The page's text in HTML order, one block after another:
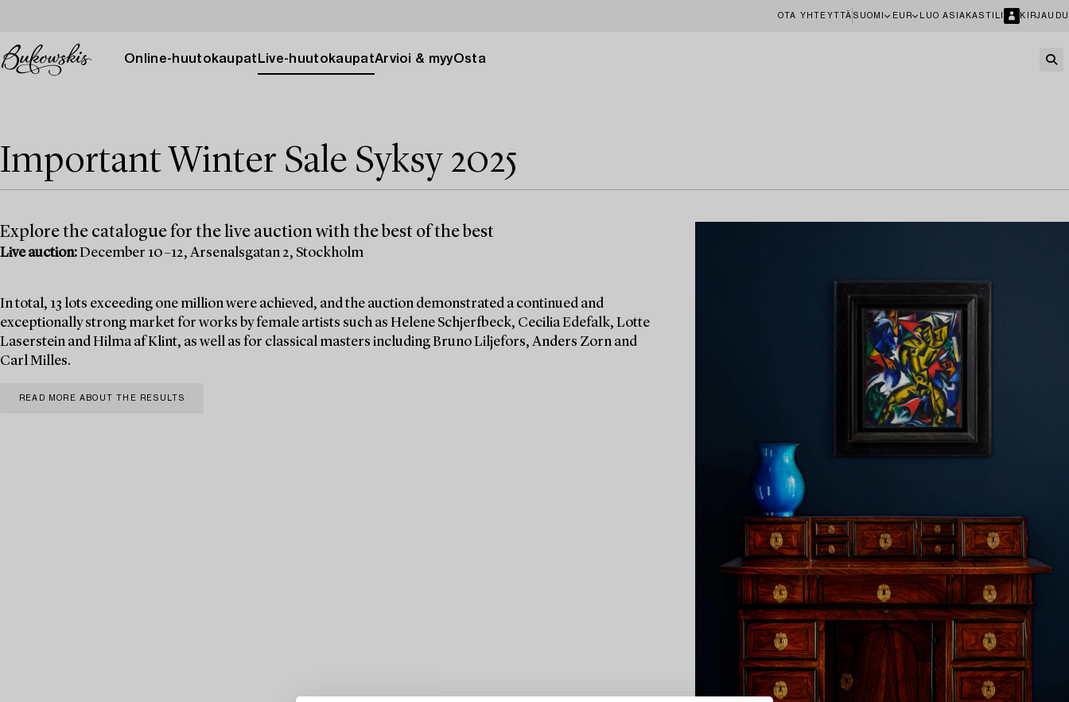
OTA YHTEYTTÄ SUOMI EUR LUO ASIAKASTILI KIRJAUDU
Online-huutokaupat Live-huutokaupatArvioi & myyOsta
Important Winter Sale Syksy 2025
Explore the catalogue for the live auction with the best of the best
Live auction:December 10–12, Arsenalsgatan 2, Stockholm
In total, 13 lots exceeding one million were achieved, and the auction demonstrated a continued and
exceptionally strong market for works by female artists such as Helene Schjerfbeck, Cecilia Edefalk, Lotte
Laserstein and Hilma af Klint, as well as for classical masters including Bruno Liljefors, Anders Zorn and
Carl Milles.
READ MORE ABOUT THE RESULTS